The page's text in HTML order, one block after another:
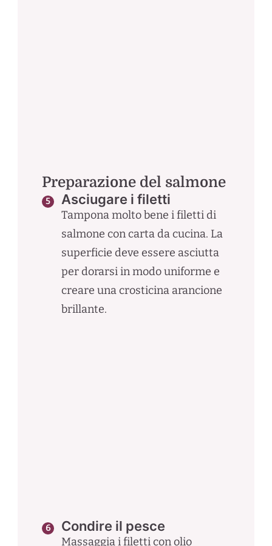
Preparazione del salmone
Asciugare i filetti
Tampona molto bene i filetti di
salmone con carta da cucina. La
superficie deve essere asciutta
per dorarsi in modo uniforme e
creare una crosticina arancione
brillante.
Condire il pesce
Massaggia i filetti con olio